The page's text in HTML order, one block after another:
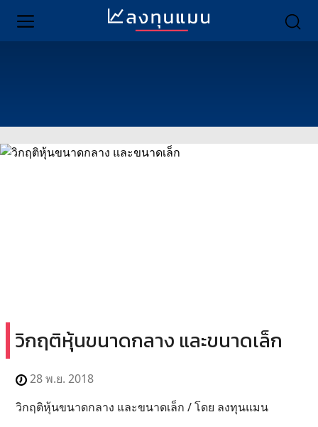
วิกฤติหุ้นขนาดกลาง และขนาดเล็ก
28 พ.ย. 2018
วิกฤติหุ้นขนาดกลาง และขนาดเล็ก / โดย ลงทุนแมน